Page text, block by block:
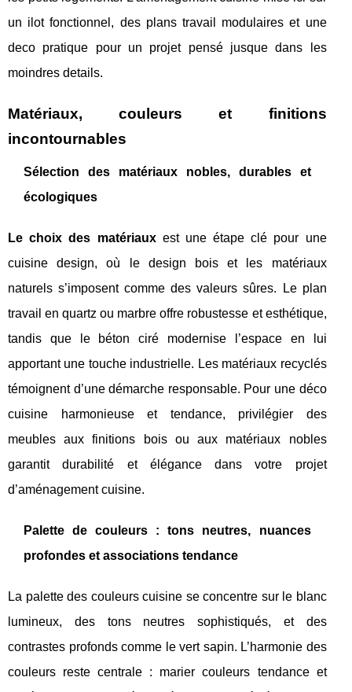
un ilot fonctionnel, des plans travail modulaires et une
deco pratique pour un projet pensé jusque dans les
moindres details.
Matériaux, couleurs et finitions
incontournables
Sélection des matériaux nobles, durables et
écologiques
Le choix des matériauxest une étape clé pour une
cuisine design, où le design bois et les matériaux
naturels s’imposent comme des valeurs sûres. Le plan
travail en quartz ou marbre offre robustesse et esthétique,
tandis que le béton ciré modernise l’espace en lui
apportant une touche industrielle. Les matériaux recyclés
témoignent d’une démarche responsable. Pour une déco
cuisine harmonieuse et tendance, privilégier des
meubles aux finitions bois ou aux matériaux nobles
garantit durabilité et élégance dans votre projet
d’aménagement cuisine.
Palette de couleurs : tons neutres, nuances
profondes et associations tendance
La palette des couleurs cuisine se concentre sur le blanc
lumineux, des tons neutres sophistiqués, et des
contrastes profonds comme le vert sapin. L’harmonie des
couleurs reste centrale : marier couleurs tendance et